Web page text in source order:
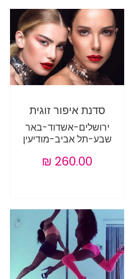
סדנת איפור זוגית
ירושלים-אשדוד-באר
שבע-תל אביב-מודיעין